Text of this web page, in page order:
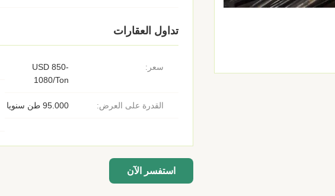
تداول العقارات
سعر:
USD 850-
1080/Ton
القدرة على العرض: 95.000 طن سنويا
استفسر الآن